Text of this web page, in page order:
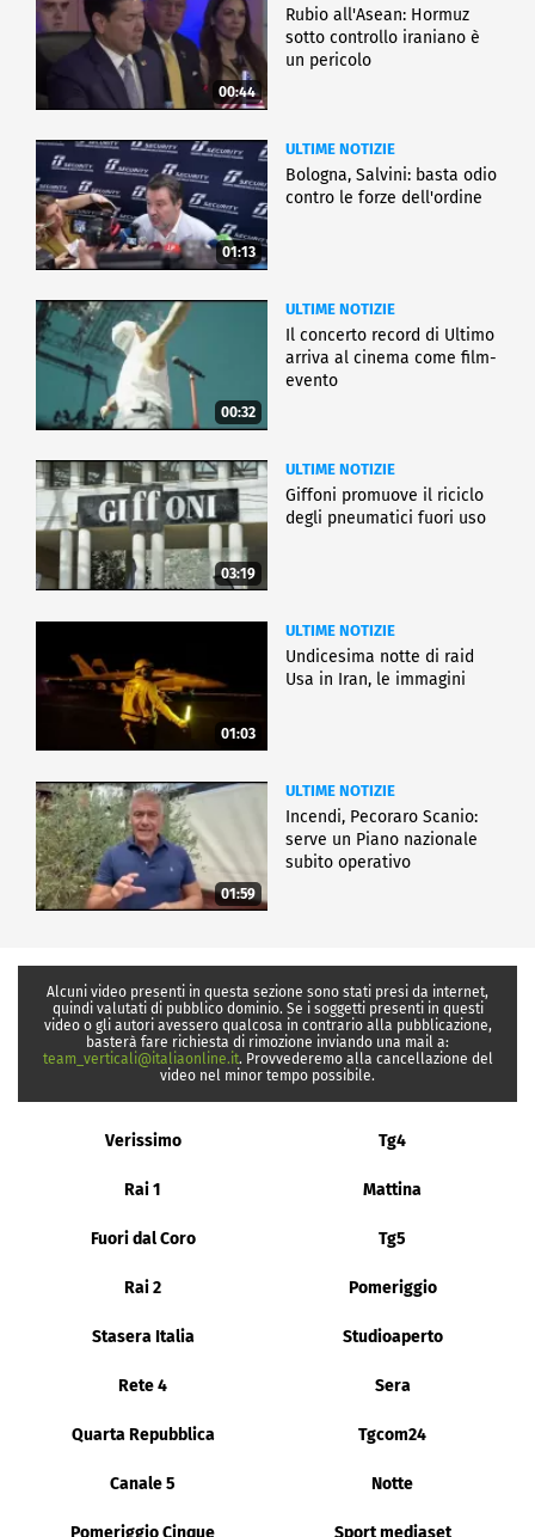
00:44
Rubio all'Asean: Hormuz
sotto controllo iraniano è
un pericolo
01:13
ULTIME NOTIZIE
Bologna, Salvini: basta odio
contro le forze dell'ordine
00:32
ULTIME NOTIZIE
Il concerto record di Ultimo
arriva al cinema come film-
evento
03:19
ULTIME NOTIZIE
Giffoni promuove il riciclo
degli pneumatici fuori uso
01:03
ULTIME NOTIZIE
Undicesima notte di raid
Usa in Iran, le immagini
01:59
ULTIME NOTIZIE
Incendi, Pecoraro Scanio:
serve un Piano nazionale
subito operativo
Alcuni video presenti in questa sezione sono stati presi da internet,
quindi valutati di pubblico dominio. Se i soggetti presenti in questi
video o gli autori avessero qualcosa in contrario alla pubblicazione,
basterà fare richiesta di rimozione inviando una mail a:
team_verticali@italiaonline.it. Provvederemo alla cancellazione del
video nel minor tempo possibile.
Verissimo Tg4
Rai 1 Mattina
Fuori dal Coro Tg5
Rai 2 Pomeriggio
Stasera Italia Studioaperto
Rete 4 Sera
Quarta Repubblica Tgcom24
Canale 5 Notte
Pomeriggio Cinque Sport mediaset